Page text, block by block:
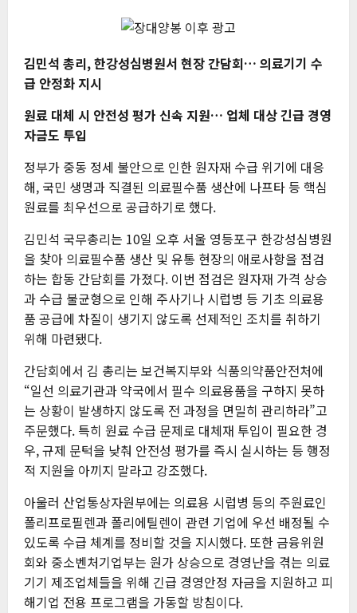
김민석 총리, 한강성심병원서 현장 간담회… 의료기기 수
급 안정화 지시
원료 대체 시 안전성 평가 신속 지원… 업체 대상 긴급 경영
자금도 투입
정부가 중동 정세 불안으로 인한 원자재 수급 위기에 대응
해, 국민 생명과 직결된 의료필수품 생산에 나프타 등 핵심
원료를 최우선으로 공급하기로 했다.
김민석 국무총리는 10일 오후 서울 영등포구 한강성심병원
을 찾아 의료필수품 생산 및 유통 현장의 애로사항을 점검
하는 합동 간담회를 가졌다. 이번 점검은 원자재 가격 상승
과 수급 불균형으로 인해 주사기나 시럽병 등 기초 의료용
품 공급에 차질이 생기지 않도록 선제적인 조치를 취하기
위해 마련됐다.
간담회에서 김 총리는 보건복지부와 식품의약품안전처에
“일선 의료기관과 약국에서 필수 의료용품을 구하지 못하
는 상황이 발생하지 않도록 전 과정을 면밀히 관리하라”고
주문했다. 특히 원료 수급 문제로 대체재 투입이 필요한 경
우, 규제 문턱을 낮춰 안전성 평가를 즉시 실시하는 등 행정
적 지원을 아끼지 말라고 강조했다.
아울러 산업통상자원부에는 의료용 시럽병 등의 주원료인
폴리프로필렌과 폴리에틸렌이 관련 기업에 우선 배정될 수
있도록 수급 체계를 정비할 것을 지시했다. 또한 금융위원
회와 중소벤처기업부는 원가 상승으로 경영난을 겪는 의료
기기 제조업체들을 위해 긴급 경영안정 자금을 지원하고 피
해기업 전용 프로그램을 가동할 방침이다.